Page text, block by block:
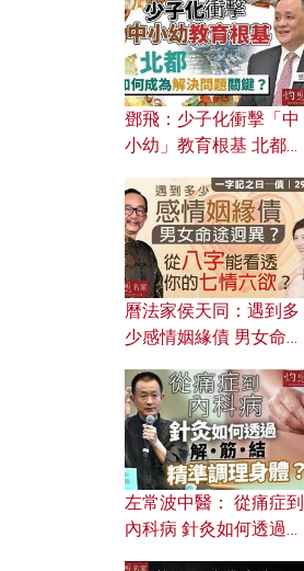
濟為何仍然低迷？
鄧飛：少子化衝擊「中
小幼」教育根基 北都如
曆法家侯天同：遇到多
少感情姻緣債 男女命途
的七情六欲？
左常波中醫： 從痛症到
內科病 針灸如何透過解